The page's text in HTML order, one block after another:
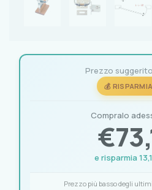
Prezzo
💰
Compralo
€
e risparmia
Prezzo più basso degli